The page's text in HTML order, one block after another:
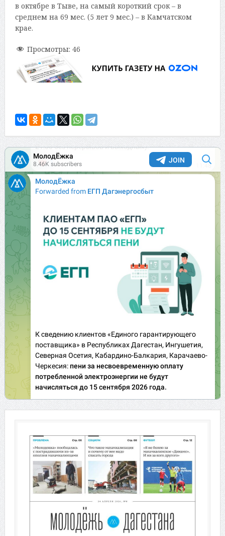
в октябре в Тыве, на самый короткий срок – в
среднем на 69 мес. (5 лет 9 мес.) – в Камчатском
крае.
Просмотры: 46